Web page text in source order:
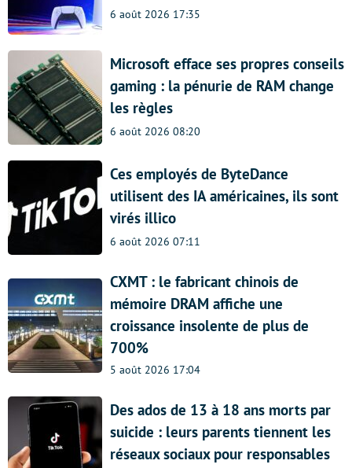
6 août 2026 17:35
Microsoft efface ses propres conseils
gaming : la pénurie de RAM change
les règles
6 août 2026 08:20
Ces employés de ByteDance
utilisent des IA américaines, ils sont
virés illico
6 août 2026 07:11
CXMT : le fabricant chinois de
mémoire DRAM affiche une
croissance insolente de plus de
700%
5 août 2026 17:04
Des ados de 13 à 18 ans morts par
suicide : leurs parents tiennent les
réseaux sociaux pour responsables